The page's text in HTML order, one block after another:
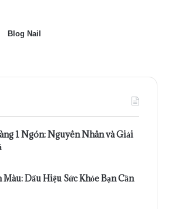
Blog Nail
1 Ngón: Nguyên Nhân và Giải
Dấu Hiệu Sức Khỏe Bạn Cần